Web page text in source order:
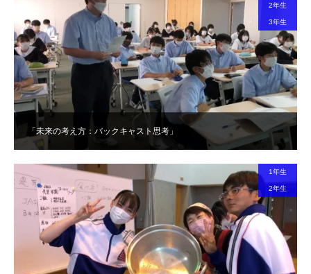
「未来の考え方：バックキャスト思考」
2年生
3年生
1年生
2年生